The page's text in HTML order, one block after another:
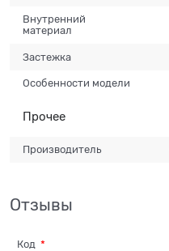
Внутренний
материал
Застежка
Особенности модели
Прочее
Производитель
Отзывы
Код